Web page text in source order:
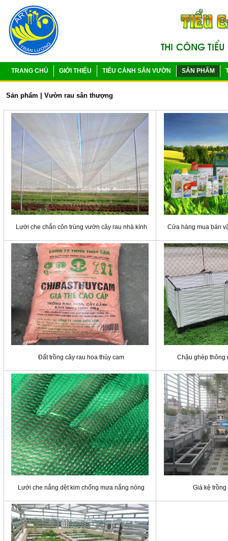
TRANG CHỦ GIỚI THIỆU TIỂU CẢNH SÂN VƯỜN SẢN PHẨM
Sản phẩm Vườn rau sân thượng
Lưới che chắn côn trùng vườn cây rau nhà kính Cửa hàng mua bán
Đất trồng cây rau hoa thủy cam Chậu ghép thông
Lưới che nắng dệt kim chống mưa nắng nóng Giá kệ